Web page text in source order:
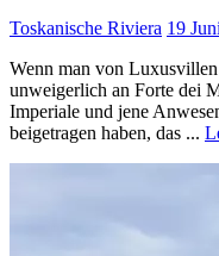
Toskanische Riviera 19
Wenn man von
unweigerlich an Forte dei
Imperiale und jene
beigetragen haben, das ...